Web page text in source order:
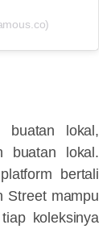
buatan lokal,
buatan lokal.
bertali
Street mampu
koleksinya